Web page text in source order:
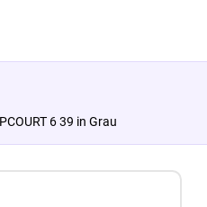
6 39 in Grau